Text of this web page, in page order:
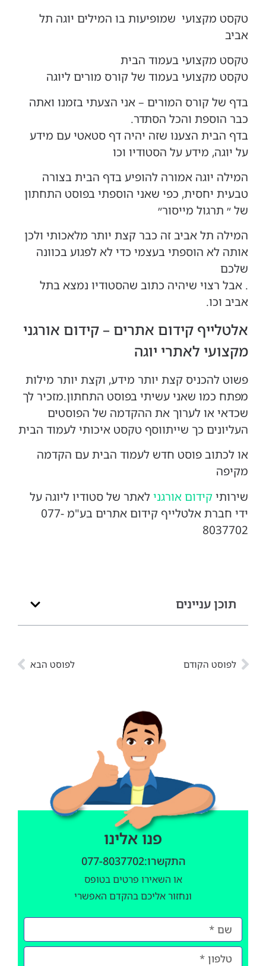
טקסט מקצועי שמופיעות בו המילים יוגה תל
אביב
טקסט מקצועי בעמוד הבית
טקסט מקצועי בעמוד של קורס מורים ליוגה
בדף של קורס המורים – אני הצעתי בזמנו ואתה
כבר הוספת והכל הסתדר.
בדף הבית הצענו שזה יהיה דף סטאטי עם מידע
על יוגה, מידע על הסטודיו וכו
המילה יוגה אמורה להופיע בדף הבית בצורה
טבעית יחסית, כפי שאני הוספתי בפוסט התחתון
של ״ תרגול מייסור״
המילה תל אביב זה כבר קצת יותר מלאכותי ולכן
אותה לא הוספתי בעצמי כדי לא לפגוע בכוונה
שלכם
. אבל רצוי שיהיה כתוב שהסטודיו נמצא בתל
אביב וכו.
אלטלייף קידום אתרים – קידום אורגני
מקצועי לאתרי יוגה
פשוט להכניס קצת יותר מידע, וקצת יותר מילות
מפתח כמו שאני עשיתי בפוסט התחתון.מזכיר לך
שכדאי או לערוך את ההקדמה של הפוסטים
העליונים כך שייתווסף טקסט איכותי לעמוד הבית
או לכתוב פוסט חדש לעמוד הבית עם הקדמה
מקיפה
שירותיקידום אורגנילאתר של סטודיו ליוגה על
ידי חברת אלטלייף קידום אתרים בע"מ 077-
8037702
תוכן עניינים
לפוסט הקודם לפוסט הבא
פנו אלינו
התקשרו:077-8037702
או השאירו פרטים בטופס
ונחזור אליכם בהקדם האפשרי